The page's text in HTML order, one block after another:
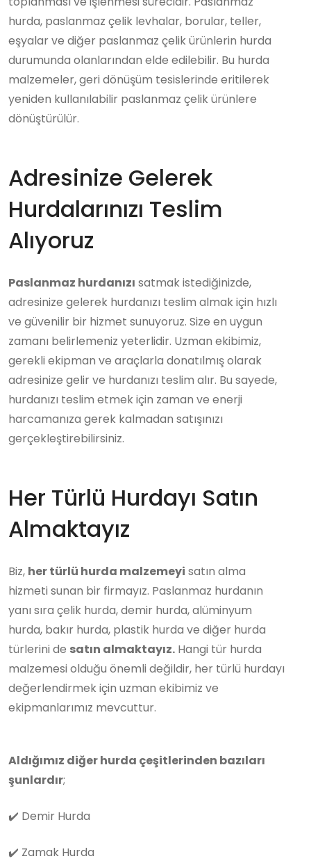
hurda, paslanmaz çelik levhalar, borular, teller,
eşyalar ve diğer paslanmaz çelik ürünlerin hurda
durumunda olanlarından elde edilebilir. Bu hurda
malzemeler, geri dönüşüm tesislerinde eritilerek
yeniden kullanılabilir paslanmaz çelik ürünlere
dönüştürülür.
Adresinize Gelerek
Hurdalarınızı Teslim
Alıyoruz
Paslanmaz hurdanızı satmak istediğinizde,
adresinize gelerek hurdanızı teslim almak için hızlı
ve güvenilir bir hizmet sunuyoruz. Size en uygun
zamanı belirlemeniz yeterlidir. Uzman ekibimiz,
gerekli ekipman ve araçlarla donatılmış olarak
adresinize gelir ve hurdanızı teslim alır. Bu sayede,
hurdanızı teslim etmek için zaman ve enerji
harcamanıza gerek kalmadan satışınızı
gerçekleştirebilirsiniz.
Her Türlü Hurdayı Satın
Almaktayız
Biz, her türlü hurda malzemeyi satın alma
hizmeti sunan bir firmayız. Paslanmaz hurdanın
yanı sıra çelik hurda, demir hurda, alüminyum
hurda, bakır hurda, plastik hurda ve diğer hurda
türlerini de satın almaktayız. Hangi tür hurda
malzemesi olduğu önemli değildir, her türlü hurdayı
değerlendirmek için uzman ekibimiz ve
ekipmanlarımız mevcuttur.
Aldığımız diğer hurda çeşitlerinden bazıları
şunlardır;
✔️ Demir Hurda
✔️ Zamak Hurda